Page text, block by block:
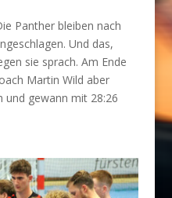
Panther bleiben nach
Und das,
sie sprach. Am Ende
Martin Wild aber
und gewann mit 28:26